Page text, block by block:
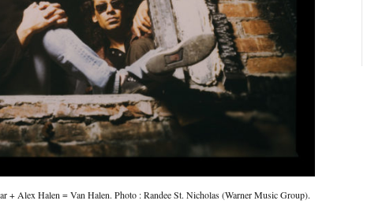
+ Alex Halen = Van Halen. Photo : Randee St. Nicholas (Warner Music Group).